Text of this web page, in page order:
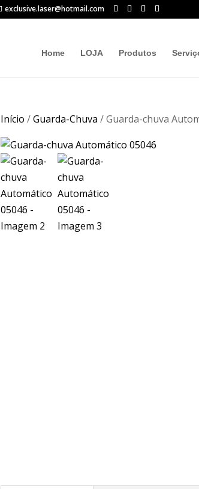
exclusive.laser@hotmail.com
Home LOJA Produtos
Início /Guarda-Chuva / Guarda-chuva